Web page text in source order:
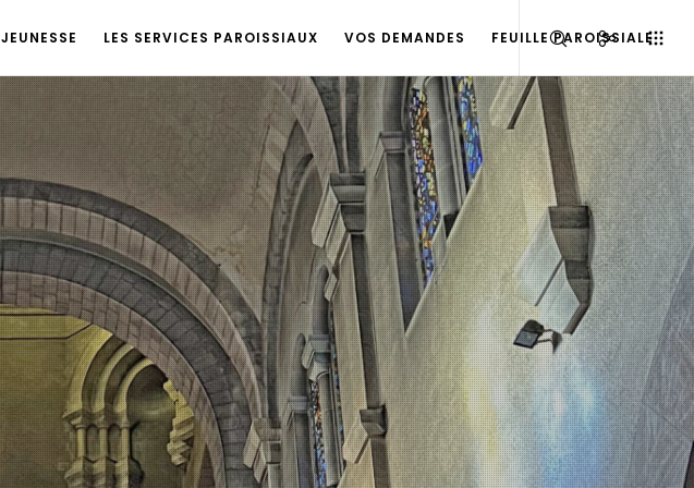
JEUNESSE LES SERVICES PAROISSIAUX VOS DEMANDES FEUILLE PAROISSIALE